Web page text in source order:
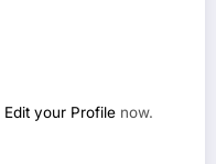
Edit your Profile now.